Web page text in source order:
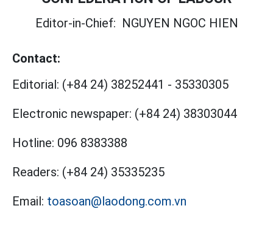
Editor-in-Chief: NGUYEN NGOC HIEN
Contact:
Editorial: (+84 24) 38252441 - 35330305
Electronic newspaper: (+84 24) 38303044
Hotline: 096 8383388
Readers: (+84 24) 35335235
Email: toasoan@laodong.com.vn